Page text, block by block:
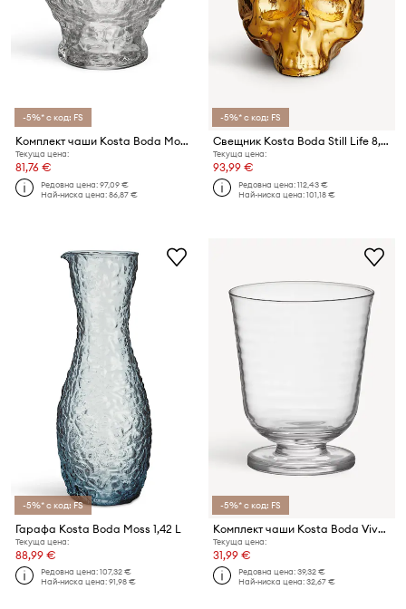
-5%* с код: FS
Комплект чаши Kosta Boda Moss 330 ml (2 броя)
Текуща цена:
81,76 €
Редовна цена:97,09 €
Най-ниска цена:86,87 €
-5%* с код: FS
Свещник Kosta Boda Still Life 8,5 cm
Текуща цена:
93,99 €
Редовна цена:112,43 €
Най-ниска цена:101,18 €
-5%* с код: FS
Гарафа Kosta Boda Moss 1,42 L
Текуща цена:
88,99 €
Редовна цена:107,32 €
Най-ниска цена:91,98 €
-5%* с код: FS
Комплект чаши Kosta Boda Viva 200 ml (2 броя)
Текуща цена:
31,99 €
Редовна цена:39,32 €
Най-ниска цена:32,67 €